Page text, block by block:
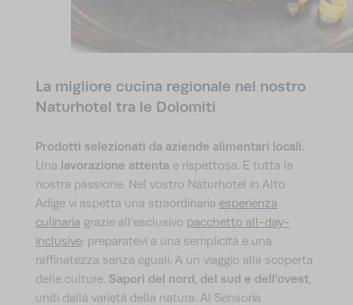
La migliore cucina regionale nel nostro
Naturhotel tra le Dolomiti
Prodotti selezionati da aziende alimentari locali.
Una lavorazione attenta e rispettosa. E tutta la
nostra passione. Nel vostro Naturhotel in Alto
Adige vi aspetta una straordinaria esperienza
culinaria grazie all’esclusivo pacchetto all-day-
inclusive: preparatevi a una semplicità e una
raffinatezza senza eguali. A un viaggio alla scoperta
delle culture. Sapori del nord, del sud e dell’ovest
uniti dalla varietà della natura. Al Sensoria